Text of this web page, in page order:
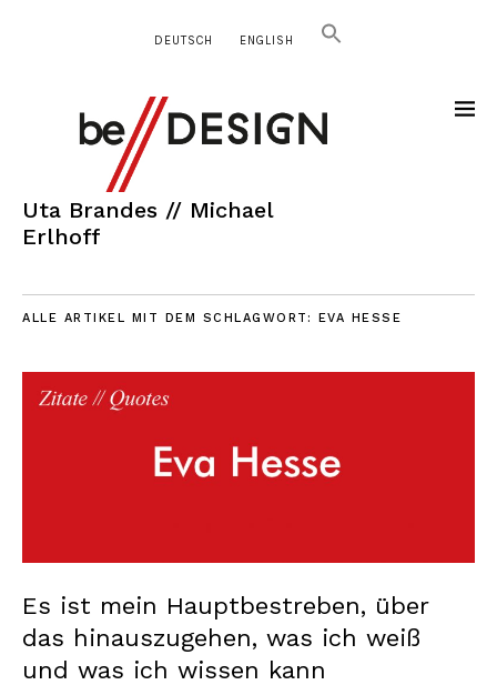
DEUTSCH ENGLISH
Uta Brandes // Michael
Erlhoff
ALLE ARTIKEL MIT DEM SCHLAGWORT: EVA HESSE
Es ist mein Hauptbestreben, über
das hinauszugehen, was ich weiß
und was ich wissen kann